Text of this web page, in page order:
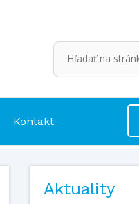
Kontakt
Aktuality